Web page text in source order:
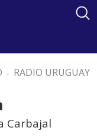
. RADIO URUGUAY
Carbajal